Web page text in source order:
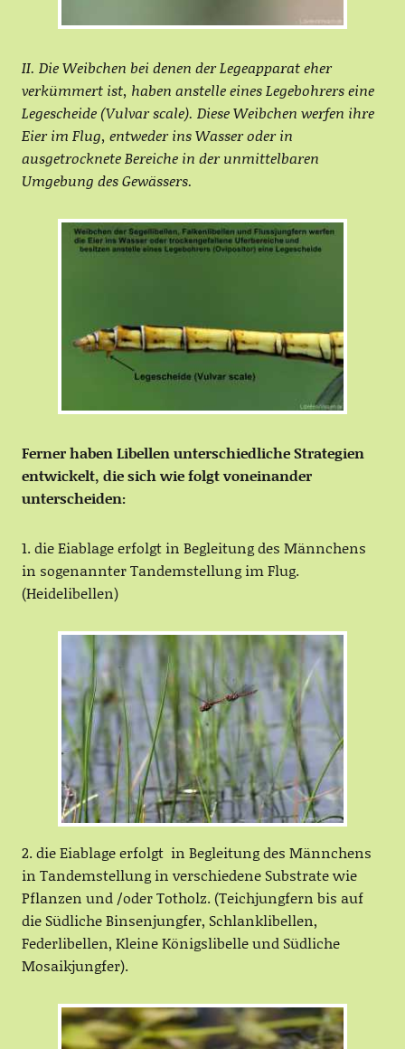
II. Die Weibchen bei denen der Legeapparat eher
verkümmert ist, haben anstelle eines Legebohrers eine
Legescheide (Vulvar scale). Diese Weibchen werfen ihre
Eier im Flug, entweder ins Wasser oder in
ausgetrocknete Bereiche in der unmittelbaren
Umgebung des Gewässers.
Ferner haben Libellen unterschiedliche Strategien
entwickelt, die sich wie folgt voneinander
unterscheiden:
1. die Eiablage erfolgt in Begleitung des Männchens
in sogenannter Tandemstellung im Flug.
(Heidelibellen)
2. die Eiablage erfolgt in Begleitung des Männchens
in Tandemstellung in verschiedene Substrate wie
Pflanzen und /oder Totholz. (Teichjungfern bis auf
die Südliche Binsenjungfer, Schlanklibellen,
Federlibellen, Kleine Königslibelle und Südliche
Mosaikjungfer).